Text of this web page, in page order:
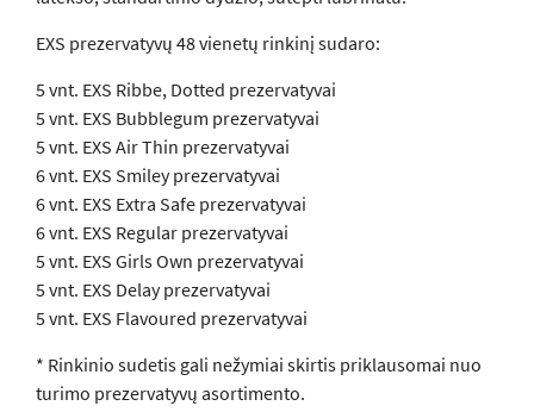
EXS prezervatyvų 48 vienetų rinkinį sudaro:
5 vnt. EXS Ribbe, Dotted prezervatyvai
5 vnt. EXS Bubblegum prezervatyvai
5 vnt. EXS Air Thin prezervatyvai
6 vnt. EXS Smiley prezervatyvai
6 vnt. EXS Extra Safe prezervatyvai
6 vnt. EXS Regular prezervatyvai
5 vnt. EXS Girls Own prezervatyvai
5 vnt. EXS Delay prezervatyvai
5 vnt. EXS Flavoured prezervatyvai
* Rinkinio sudetis gali nežymiai skirtis priklausomai nuo
turimo prezervatyvų asortimento.